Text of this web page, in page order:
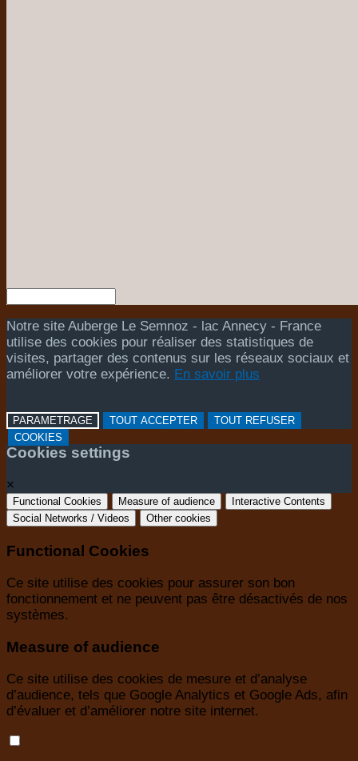
Notre site Auberge Le Semnoz - lac Annecy - France
utilise des cookies pour réaliser des statistiques de
visites, partager des contenus sur les réseaux sociaux et
améliorer votre expérience. En savoir plus
PARAMETRAGE TOUT ACCEPTER
TOUT REFUSER
COOKIES
Cookies settings
×
Functional Cookies Measure of audience
Interactive Contents
Social Networks / Videos
Other cookies
Functional Cookies
Ce site utilise des cookies pour assurer son bon
fonctionnement et ne peuvent pas être désactivés de nos
systèmes.
Measure of audience
Ce site utilise des cookies de mesure et d’analyse
d’audience, tels que Google Analytics et Google Ads, afin
d’évaluer et d’améliorer notre site internet.